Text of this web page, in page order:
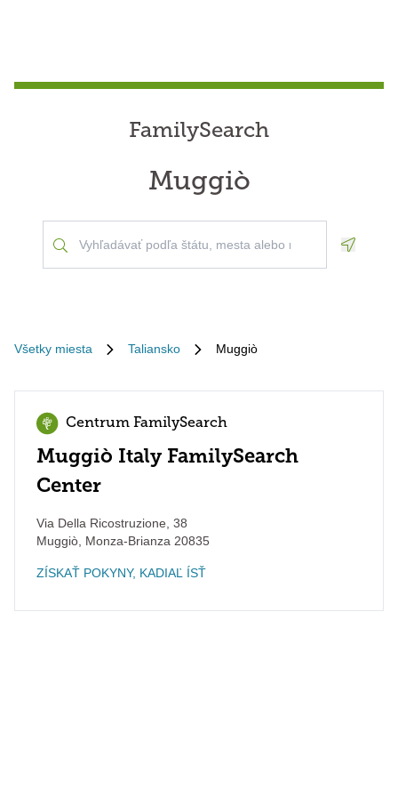
FamilySearch
Muggiò
Všetky miesta Taliansko Muggiò
Centrum FamilySearch
Muggiò Italy FamilySearch
Center
Via Della Ricostruzione, 38
Muggiò Monza-Brianza 20835
ZÍSKAŤ POKYNY, KADIAĽ ÍSŤ